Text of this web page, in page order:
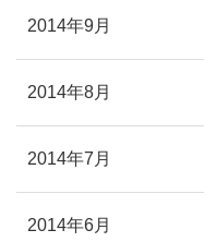
2014年9月
2014年8月
2014年7月
2014年6月